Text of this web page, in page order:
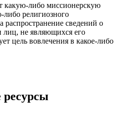
какую-либо миссионерскую
либо религиозного
распространение сведений о
лиц, не являющихся его
цель вовлечения в какое-либо
ресурсы